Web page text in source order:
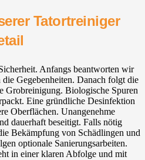
Tatortreiniger
Anfangs beantworten wir
Gegebenheiten. Danach folgt die
Grobreinigung. Biologische Spuren
Eine gründliche Desinfektion
Oberflächen. Unangenehme
dauerhaft beseitigt. Falls nötig
Bekämpfung von Schädlingen und
optionale Sanierungsarbeiten.
in einer klaren Abfolge und mit